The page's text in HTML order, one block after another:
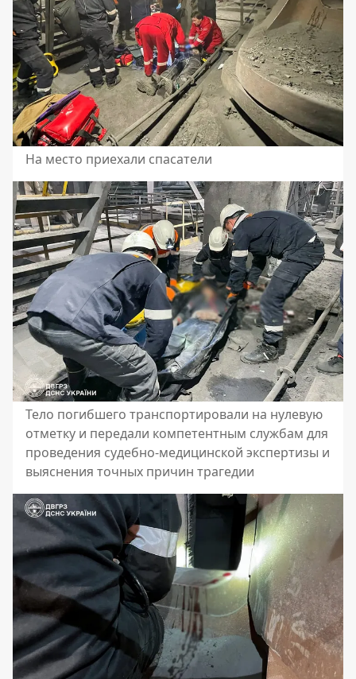
На место приехали спасатели
Тело погибшего транспортировали на нулевую
отметку и передали компетентным службам для
проведения судебно-медицинской экспертизы и
выяснения точных причин трагедии